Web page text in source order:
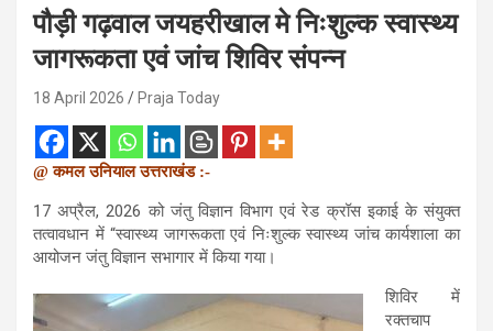
पौड़ी गढ़वाल जयहरीखाल मे निःशुल्क स्वास्थ्य
जागरूकता एवं जांच शिविर संपन्न
18 April 2026 Praja Today
@ कमल उनियाल उत्तराखंड :-
17 अप्रैल, 2026 को जंतु विज्ञान विभाग एवं रेड क्रॉस इकाई के संयुक्त
तत्वावधान में “स्वास्थ्य जागरूकता एवं निःशुल्क स्वास्थ्य जांच कार्यशाला का
आयोजन जंतु विज्ञान सभागार में किया गया।
शिविर में
रक्तचाप